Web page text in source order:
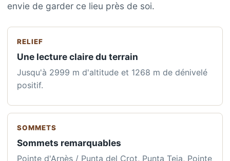
envie de garder ce lieu près de soi.
RELIEF
Une lecture claire du terrain
Jusqu'à 2999 m d'altitude et 1268 m de dénivelé
positif.
SOMMETS
Sommets remarquables
Pointe d'Arnès / Punta del Crot, Punta Teja, Pointe